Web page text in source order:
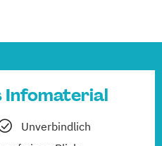
Infomaterial
Unverbindlich